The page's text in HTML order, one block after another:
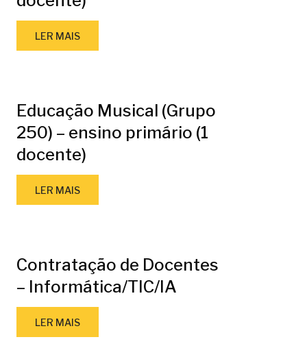
LER MAIS
Educação Musical (Grupo
250) – ensino primário (1
docente)
LER MAIS
Contratação de Docentes
– Informática/TIC/IA
LER MAIS